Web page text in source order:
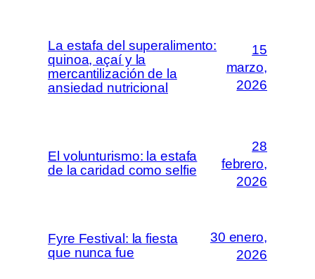
La estafa del superalimento:
quinoa, açaí y la
mercantilización de la
ansiedad nutricional
15
marzo,
2026
El volunturismo: la estafa
de la caridad como selfie
28
febrero,
2026
Fyre Festival: la fiesta
que nunca fue
30 enero,
2026